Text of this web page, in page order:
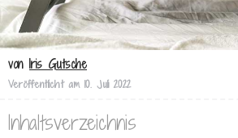
von Iris Gutsche
Veröffentlicht am 10. Juli 2022
Inhaltsverzeichnis